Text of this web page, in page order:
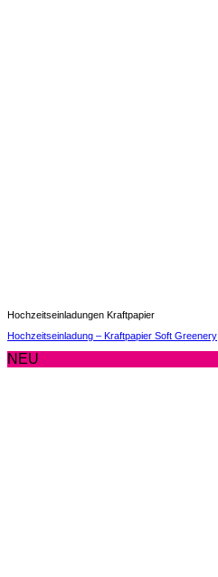
Hochzeitseinladungen Kraftpapier
Hochzeitseinladung – Kraftpapier Soft Greenery
NEU